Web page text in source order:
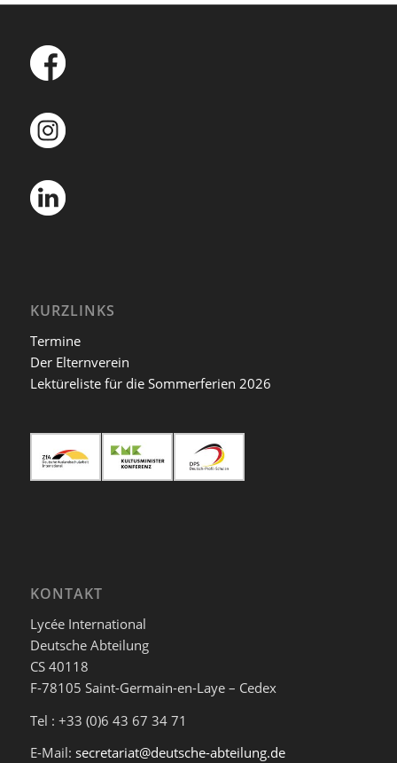
KURZLINKS
Termine
Der Elternverein
Lektüreliste für die Sommerferien 2026
KONTAKT
Lycée International
Deutsche Abteilung
CS 40118
F-78105 Saint-Germain-en-Laye – Cedex
Tel : +33 (0)6 43 67 34 71
E-Mail: secretariat@deutsche-abteilung.de